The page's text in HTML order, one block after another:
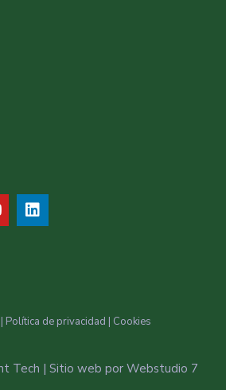
Política de privacidad | Cookies
Tech | Sitio web por Webstudio 7